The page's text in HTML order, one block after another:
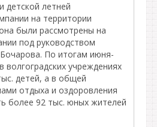
детской летней
на территории
были рассмотрены на
под руководством
По итогам июня-
волгоградских учреждениях
детей, а в общей
отдыха и оздоровления
более 92 тыс. юных жителей